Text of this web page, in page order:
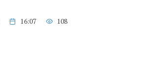
16:07 108